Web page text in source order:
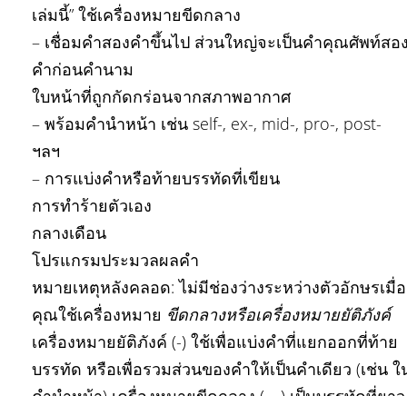
เล่มนี้” ใช้เครื่องหมายขีดกลาง
– เชื่อมคำสองคำขึ้นไป ส่วนใหญ่จะเป็นคำคุณศัพท์สอ
คำก่อนคำนาม
ใบหน้าที่ถูกกัดกร่อนจากสภาพอากาศ
– พร้อมคำนำหน้า เช่น self-, ex-, mid-, pro-, post-
ฯลฯ
– การแบ่งคำหรือท้ายบรรทัดที่เขียน
การทำร้ายตัวเอง
กลางเดือน
โปรแกรมประมวลผลคำ
หมายเหตุหลังคลอด: ไม่มีช่องว่างระหว่างตัวอักษรเมื่อ
คุณใช้เครื่องหมาย ขีดกลางหรือเครื่องหมายยัติภังค์
เครื่องหมายยัติภังค์ (-) ใช้เพื่อแบ่งคำที่แยกออกที่ท้าย
บรรทัด หรือเพื่อรวมส่วนของคำให้เป็นคำเดียว (เช่น ใ